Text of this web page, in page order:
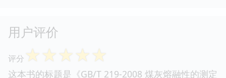
用户评价
评分 ☆☆☆☆☆
这本书的标题是《GB/T 219-2008 煤灰熔融性的测定